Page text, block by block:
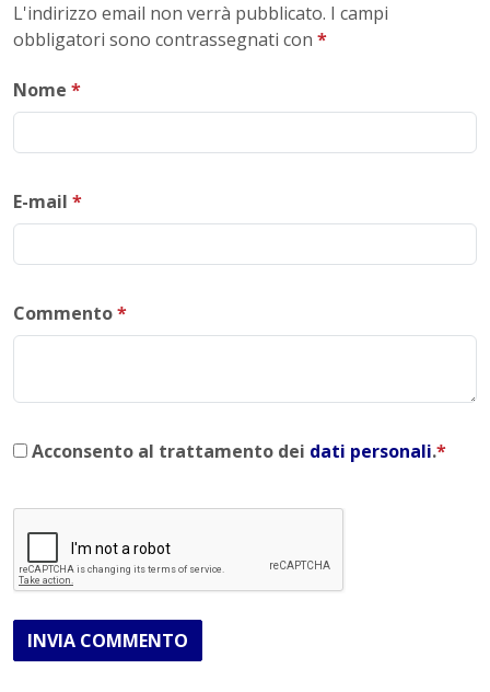
L'indirizzo email non verrà pubblicato. I campi
obbligatori sono contrassegnati con *
Nome *
E-mail *
Commento*
Acconsento al trattamento dei dati personali.*
INVIA COMMENTO